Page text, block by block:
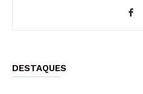
DESTAQUES